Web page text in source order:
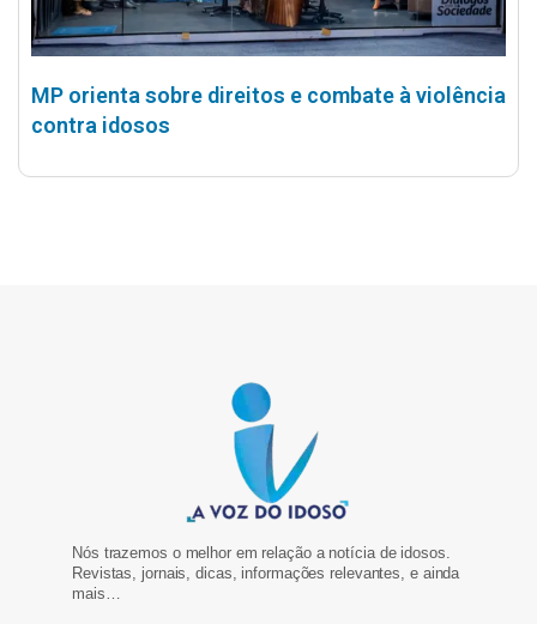
MP orienta sobre direitos e combate à violência
contra idosos
Nós trazemos o melhor em relação a notícia de idosos.
Revistas, jornais, dicas, informações relevantes, e ainda
mais…